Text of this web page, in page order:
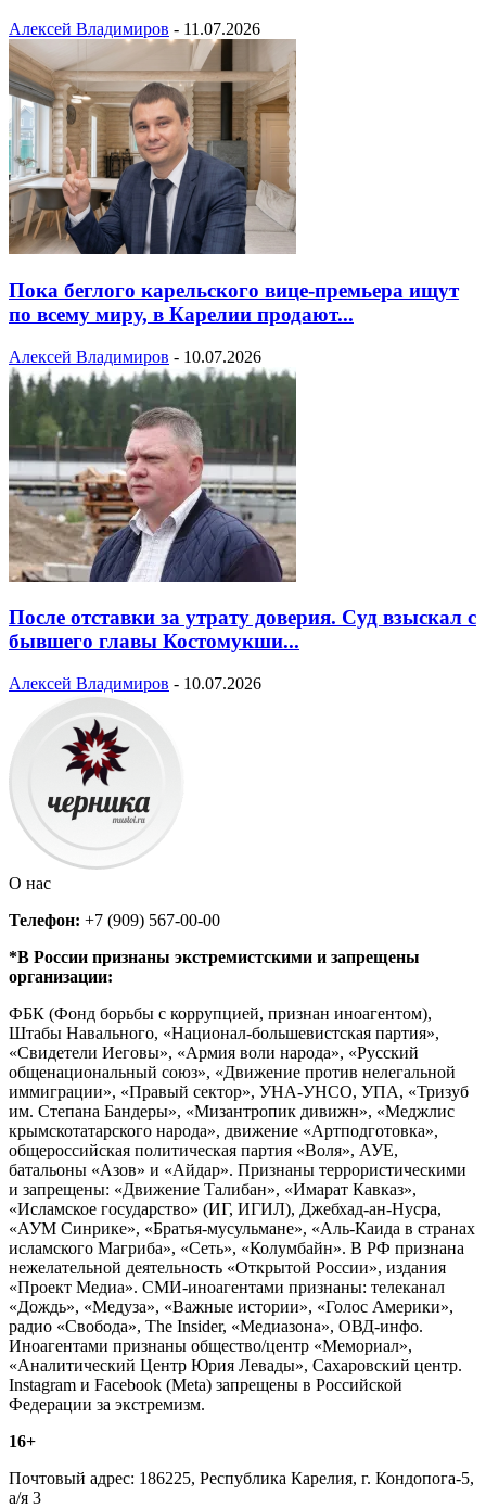
Алексей Владимиров - 11.07.2026
Пока беглого карельского вице-премьера ищут
по всему миру, в Карелии продают...
Алексей Владимиров - 10.07.2026
После отставки за утрату доверия. Суд взыскал с
бывшего главы Костомукши...
Алексей Владимиров - 10.07.2026
О нас
Телефон: +7 (909) 567-00-00
*В России признаны экстремистскими и запрещены
организации:
ФБК (Фонд борьбы с коррупцией, признан иноагентом),
Штабы Навального, «Национал-большевистская партия»,
«Свидетели Иеговы», «Армия воли народа», «Русский
общенациональный союз», «Движение против нелегальной
иммиграции», «Правый сектор», УНА-УНСО, УПА, «Тризуб
им. Степана Бандеры», «Мизантропик дивижн», «Меджлис
крымскотатарского народа», движение «Артподготовка»,
общероссийская политическая партия «Воля», АУЕ,
батальоны «Азов» и «Айдар». Признаны террористическими
и запрещены: «Движение Талибан», «Имарат Кавказ»,
«Исламское государство» (ИГ, ИГИЛ), Джебхад-ан-Нусра,
«АУМ Синрике», «Братья-мусульмане», «Аль-Каида в странах
исламского Магриба», «Сеть», «Колумбайн». В РФ признана
нежелательной деятельность «Открытой России», издания
«Проект Медиа». СМИ-иноагентами признаны: телеканал
«Дождь», «Медуза», «Важные истории», «Голос Америки»,
радио «Свобода», The Insider, «Медиазона», ОВД-инфо.
Иноагентами признаны общество/центр «Мемориал»,
«Аналитический Центр Юрия Левады», Сахаровский центр.
Instagram и Facebook (Metа) запрещены в Российской
Федерации за экстремизм.
16+
Почтовый адрес: 186225, Республика Карелия, г. Кондопога-5,
а/я 3